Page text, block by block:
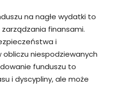
na nagłe wydatki to
finansami.
i
niespodziewanych
funduszu to
i dyscypliny, ale może